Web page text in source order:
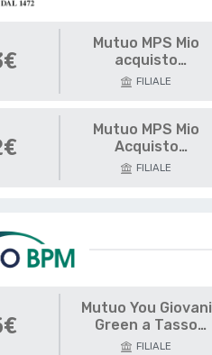
Mutuo MPS Mio
acquisto
abitazione Immobili
FILIALE
Mutuo MPS Mio
Acquisto
Abitazione CONSAP
FILIALE
Mutuo You Giovani
Green a Tasso
Variabile
FILIALE